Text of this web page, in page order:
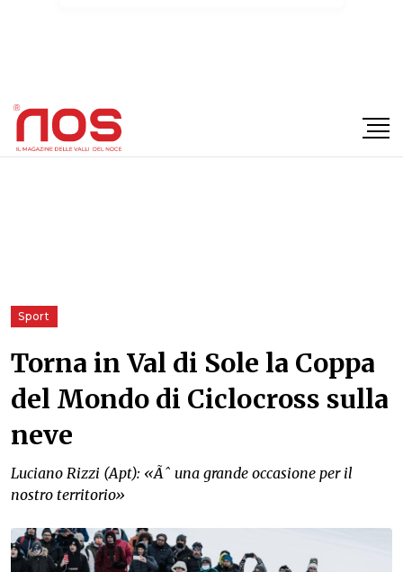
Sport
Torna in Val di Sole la Coppa
del Mondo di Ciclocross sulla
neve
Luciano Rizzi (Apt): «Ãˆ una grande occasione per il
nostro territorio»